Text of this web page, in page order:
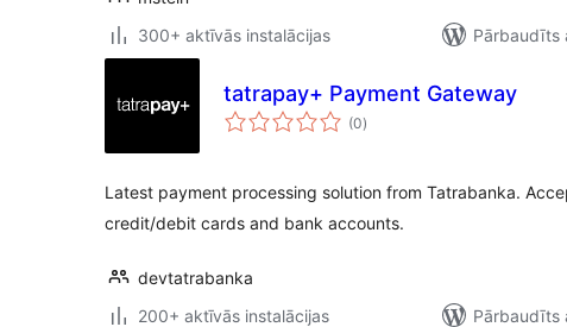
300+ aktīvās instalācijas
Pārbaudīts
tatrapay+ Payment Gateway
(0vērtējumu
kopsumma
)
Latest payment processing solution from Tatrabanka.
credit/debit cards and bank accounts.
devtatrabanka
200+ aktīvās instalācijas
Pārbaudīts